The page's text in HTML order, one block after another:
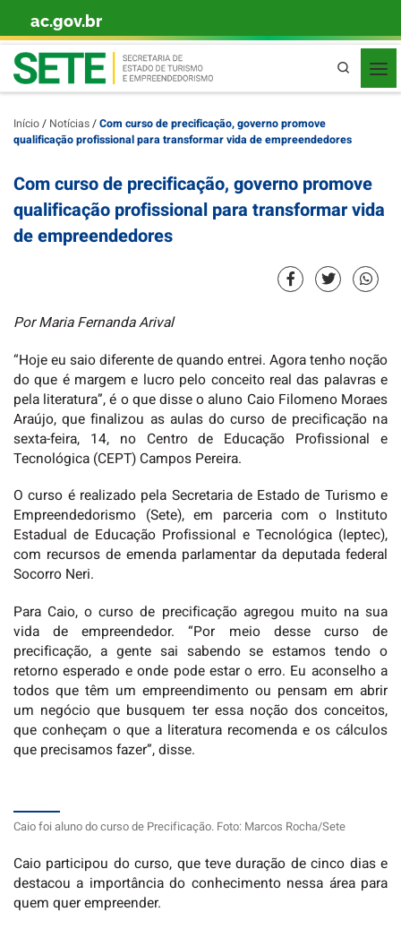
Skip to content
ac.gov.br
Pesquisa
Início/ Notícias/Com curso de precificação, governo promove
qualificação profissional para transformar vida de empreendedores
Com curso de precificação, governo promove
qualificação profissional para transformar vida
de empreendedores
Por Maria Fernanda Arival
“Hoje eu saio diferente de quando entrei. Agora tenho noção
do que é margem e lucro pelo conceito real das palavras e
pela literatura”, é o que disse o aluno Caio Filomeno Moraes
Araújo, que finalizou as aulas do curso de precificação na
sexta-feira, 14, no Centro de Educação Profissional e
Tecnológica (CEPT) Campos Pereira.
O curso é realizado pela Secretaria de Estado de Turismo e
Empreendedorismo (Sete), em parceria com o Instituto
Estadual de Educação Profissional e Tecnológica (Ieptec),
com recursos de emenda parlamentar da deputada federal
Socorro Neri.
Para Caio, o curso de precificação agregou muito na sua
vida de empreendedor. “Por meio desse curso de
precificação, a gente sai sabendo se estamos tendo o
retorno esperado e onde pode estar o erro. Eu aconselho a
todos que têm um empreendimento ou pensam em abrir
um negócio que busquem ter essa noção dos conceitos,
que conheçam o que a literatura recomenda e os cálculos
que precisamos fazer”, disse.
Caio foi aluno do curso de Precificação. Foto: Marcos Rocha/Sete
Caio participou do curso, que teve duração de cinco dias e
destacou a importância do conhecimento nessa área para
quem quer empreender.